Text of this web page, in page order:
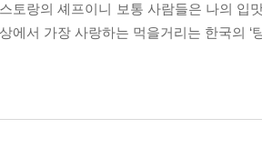
토랑의 셰프이니 보통 사람들은 나의 입
에서 가장 사랑하는 먹을거리는 한국의 ‘